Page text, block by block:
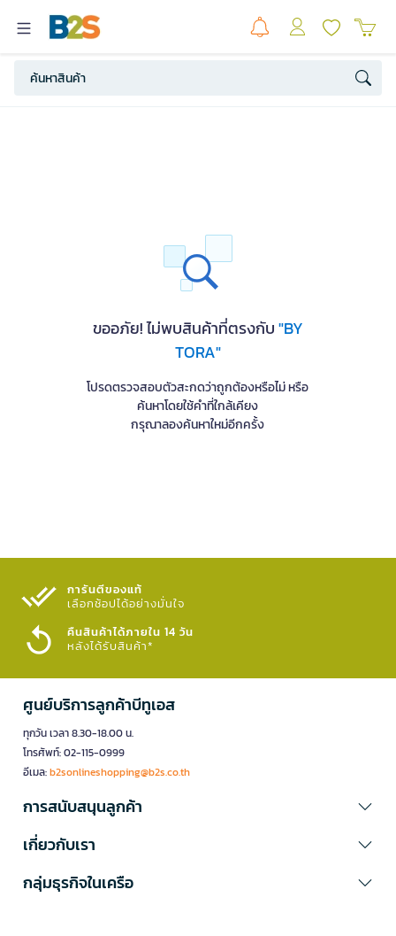
ขออภัย! ไม่พบสินค้าที่ตรงกับ"BY
TORA"
โปรดตรวจสอบตัวสะกดว่าถูกต้องหรือไม่ หรือ
ค้นหาโดยใช้คำที่ใกล้เคียง
กรุณาลองค้นหาใหม่อีกครั้ง
การันตีของแท้
เลือกช้อปได้อย่างมั่นใจ​
คืนสินค้าได้ภายใน 14 วัน
หลังได้รับสินค้า*
ศูนย์บริการลูกค้าบีทูเอส
ทุกวัน เวลา 8.30-18.00 น.
โทรศัพท์: 02-115-0999
อีเมล:b2sonlineshopping@b2s.co.th
การสนับสนุนลูกค้า
เกี่ยวกับเรา
กลุ่มธุรกิจในเครือ